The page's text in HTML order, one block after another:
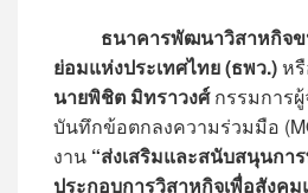
ธนาคารพัฒนาวิสาหกิจ
ย่อมแห่งประเทศไทย (ธพว.)ห
นายพิชิต มิทราวงศ์กรรมการผู้
บันทึกข้อตกลงความร่วมมือ
งาน “ส่งเสริมและสนับสนุนก
ประกอบการวิสาหกิจเพื่อสังค